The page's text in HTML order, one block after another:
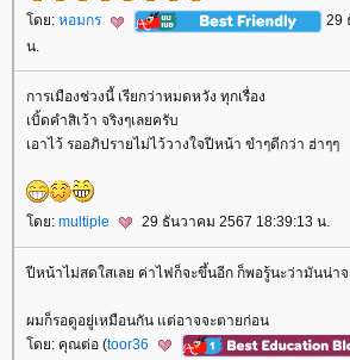
ดย: หอมกร
29
น.
การเมืองช่วงนี้ เรียกว่าหมดหวัง ทุกเรื่อง
เบิ้ดคำสิเว้า จริงๆเลยครับ
เอาไว้ รออภิปรายไม่ไว้วางใจปีหน้า ขำๆดีกว่า ฮ่าๆๆ
ดย: multiple 29 ธันวาคม 2567 18:39:13 น.
ปีหน้าไม่สดใสเลย ค่าไฟก็จะขึ้นอีก ก็พอรู้นะว่ามันน่าจ
ผมก็รอดูอยู่เหมือนกัน แต่อาจจะตายก่อน
ดย: คุณต่อ (toor36